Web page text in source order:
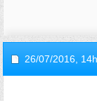
26/07/2016,